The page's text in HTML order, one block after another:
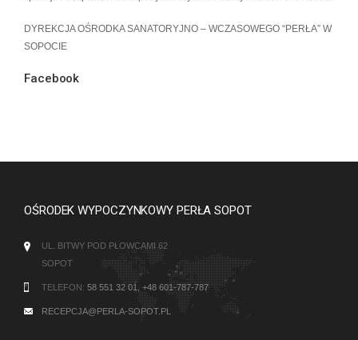
DYREKCJA OŚRODKA SANATORYJNO – WCZASOWEGO “PERŁA” W
SOPOCIE
Facebook
OŚRODEK WYPOCZYNKOWY PERŁA SOPOT
UL. BITWY POD PŁOWCAMI 62
SOPOT
TELEFON: 58 551 32 01, +48 601-787-787
RECEPCJA@PERLA-SOPOT.PL